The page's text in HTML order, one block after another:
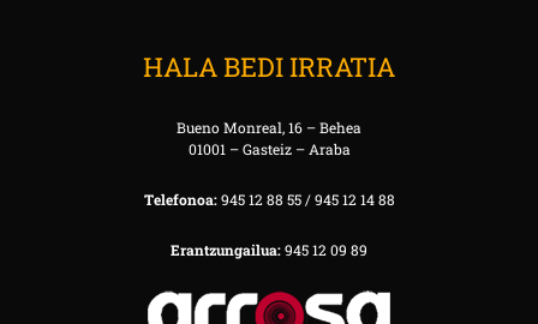
HALA BEDI IRRATIA
Bueno Monreal, 16 – Behea
01001 – Gasteiz – Araba
Telefonoa:945 12 88 55 / 945 12 14 88
Erantzungailua:945 12 09 89